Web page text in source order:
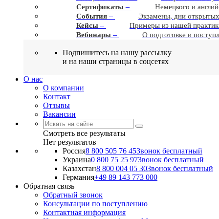
Сертификаты –
Немецкого и
События –
Экзамены, дни
Кейсы –
Примеры из нашей
Вебинары – О подготовке и
Подпишитесь на нашу рассылку
и на наши страницы в соцсетях
О нас
О компании
Контакт
Отзывы
Вакансии
Смотреть все результаты
Нет результатов
Россия8 800 505 76 45Звонок бесплатный
Украина0 800 75 25 97Звонок бесплатный
Казахстан8 800 004 05 30Звонок бесплатный
Германия+49 89 143 773 000
Обратная связь
Обратный звонок
Консультации по поступлению
Контактная информация